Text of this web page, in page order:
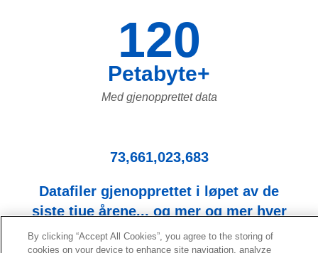
120
Petabyte+
Med gjenopprettet data
73,661,023,683
Datafiler gjenopprettet i løpet av de
siste tjue årene... og mer og mer hver
dag!
By clicking “Accept All Cookies”, you agree to the storing of
cookies on your device to enhance site navigation, analyze